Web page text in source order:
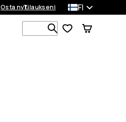
Osta nyt.Tilaukseni FI
Etsi 1 000+ tuotetta